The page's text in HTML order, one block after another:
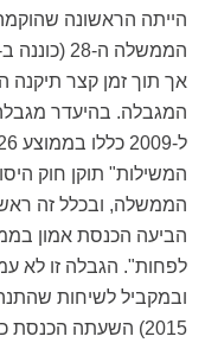
אך תוך זמן קצר תיקנה
הביעה הכנסת אמון
לפחות". הגבלה זו לא
2015) השעתה